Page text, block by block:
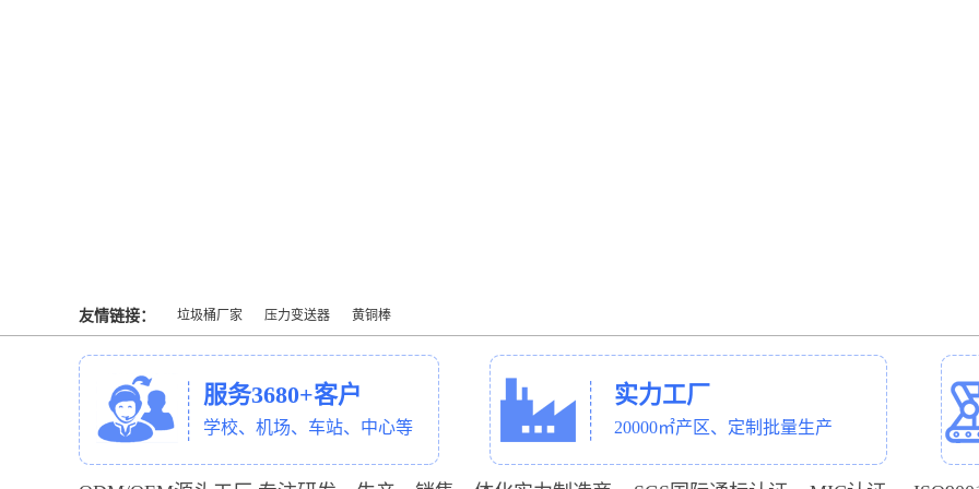
友情链接： 垃圾桶厂家 压力变送器 黄铜棒
服务3680+客户
学校、机场、车站、中心等
实力工厂
20000㎡产区、定制批量生产